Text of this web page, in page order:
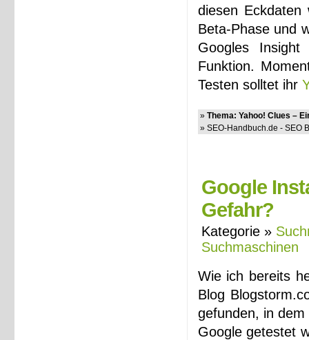
diesen
Beta-Phase und
Googles
Funktion.
Testen solltet ihr
» Thema: Yahoo! Clues –
» SEO-Handbuch.de - SEO
Google
Gefahr?
Kategorie »
Suchmaschinen
Wie ich bereits
Blog
gefunden, in
Google getestet